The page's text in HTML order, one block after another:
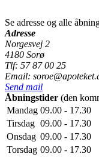
Se adresse og alle
Adresse
Norgesvej 2
4180 Sorø
Tlf: 57 87 00 25
Email:
Send mail
Åbningstider (den
Mandag 09.00 - 17.30
Tirsdag 09.00 - 17.30
Onsdag 09.00 - 17.30
Torsdag 09.00 - 17.30